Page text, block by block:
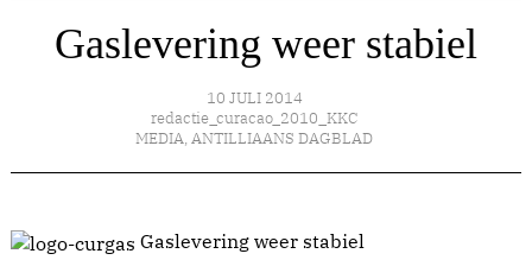
Gaslevering weer stabiel
10 JULI 2014
redactie_curacao_2010_KKC
MEDIA, ANTILLIAANS DAGBLAD
Gaslevering weer stabiel